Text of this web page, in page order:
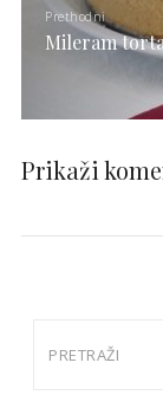
Prethodni
Mileram
Prikaži